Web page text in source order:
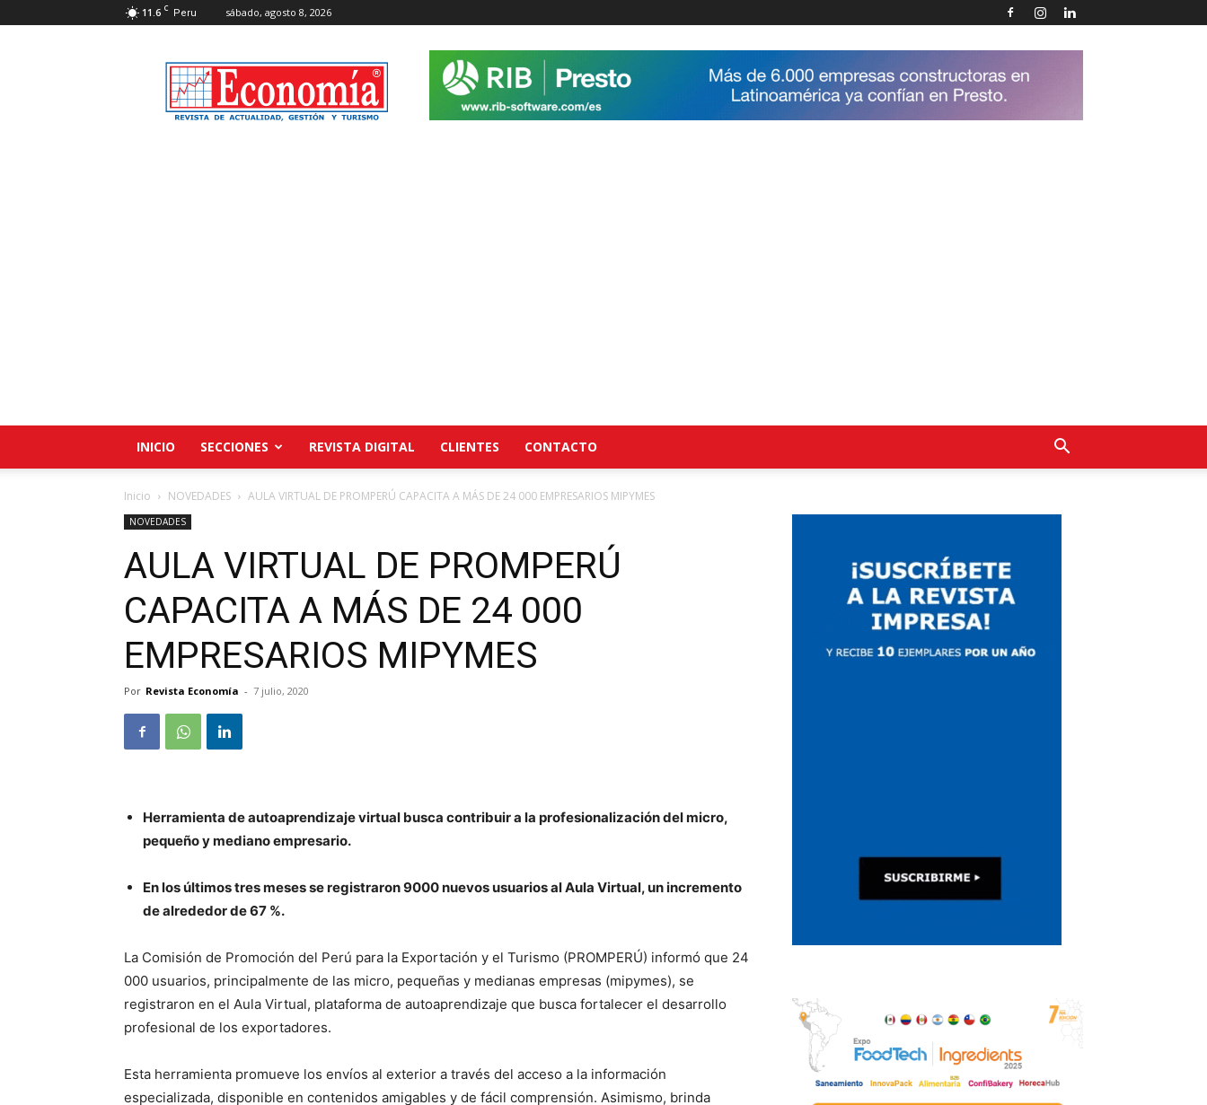
11.6 C Peru sábado, agosto 8, 2026
Revista
Economía
INICIO SECCIONES REVISTA DIGITAL CLIENTES CONTACTO
Inicio NOVEDADES AULA VIRTUAL DE PROMPERÚ CAPACITA A MÁS DE 24 000 EMPRESARIOS MIPYMES
NOVEDADES
AULA VIRTUAL DE PROMPERÚ
CAPACITA A MÁS DE 24 000
EMPRESARIOS MIPYMES
Por Revista Economía - 7 julio, 2020
Herramienta de autoaprendizaje virtual busca contribuir a la profesionalización del micro,
pequeño y mediano empresario.
En los últimos tres meses se registraron 9000 nuevos usuarios al Aula Virtual, un incremento
de alrededor de 67 %.
La Comisión de Promoción del Perú para la Exportación y el Turismo (PROMPERÚ) informó que 24
000 usuarios, principalmente de las micro, pequeñas y medianas empresas (mipymes), se
registraron en el Aula Virtual, plataforma de autoaprendizaje que busca fortalecer el desarrollo
profesional de los exportadores.
Esta herramienta promueve los envíos al exterior a través del acceso a la información
especializada, disponible en contenidos amigables y de fácil comprensión. Asimismo, brinda